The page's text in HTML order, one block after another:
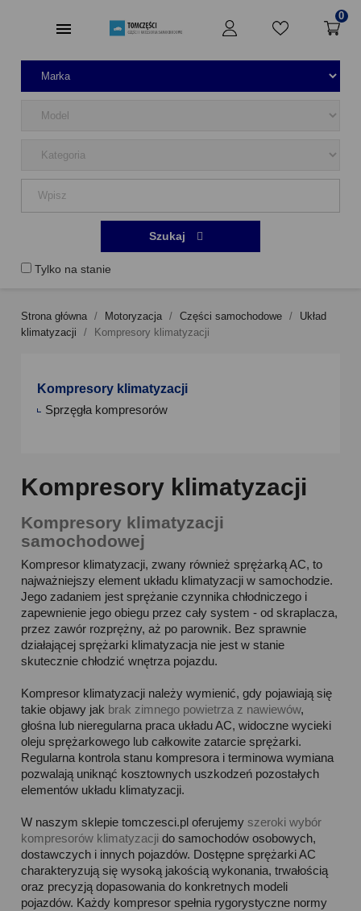
0
Tylko na stanie
Szukaj
Strona główna Motoryzacja Części samochodowe
Układ
klimatyzacji
Kompresory klimatyzacji
Kompresory klimatyzacji
Sprzęgła kompresorów
Kompresory klimatyzacji
Kompresory klimatyzacji
samochodowej
Kompresor klimatyzacji, zwany również sprężarką AC, to
najważniejszy element układu klimatyzacji w samochodzie.
Jego zadaniem jest sprężanie czynnika chłodniczego i
zapewnienie jego obiegu przez cały system - od skraplacza,
przez zawór rozprężny, aż po parownik. Bez sprawnie
działającej sprężarki klimatyzacja nie jest w stanie
skutecznie chłodzić wnętrza pojazdu.
Kompresor klimatyzacji należy wymienić, gdy pojawiają się
takie objawy jak brak zimnego powietrza z nawiewów,
głośna lub nieregularna praca układu AC, widoczne wycieki
oleju sprężarkowego lub całkowite zatarcie sprężarki.
Regularna kontrola stanu kompresora i terminowa wymiana
pozwalają uniknąć kosztownych uszkodzeń pozostałych
elementów układu klimatyzacji.
W naszym sklepie tomczesci.pl oferujemyszeroki wybór
kompresorów klimatyzacji do samochodów osobowych,
dostawczych i innych pojazdów. Dostępne sprężarki AC
charakteryzują się wysoką jakością wykonania, trwałością
oraz precyzją dopasowania do konkretnych modeli
pojazdów. Każdy kompresor spełnia rygorystyczne normy